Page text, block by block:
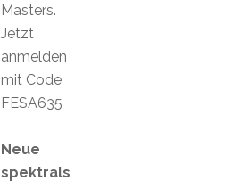
Masters.
Jetzt
anmelden
mit Code
FESA635
Neue
spektrals